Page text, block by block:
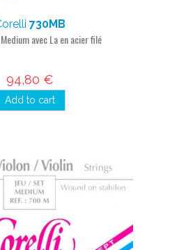
730MB
avec La en acier filé
94,80 €
Add to cart